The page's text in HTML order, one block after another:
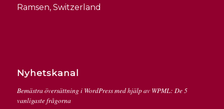
Ramsen, Switzerland
Nyhetskanal
Bemästra översättning i WordPress med hjälp av WPML: De 5
vanligaste frågorna